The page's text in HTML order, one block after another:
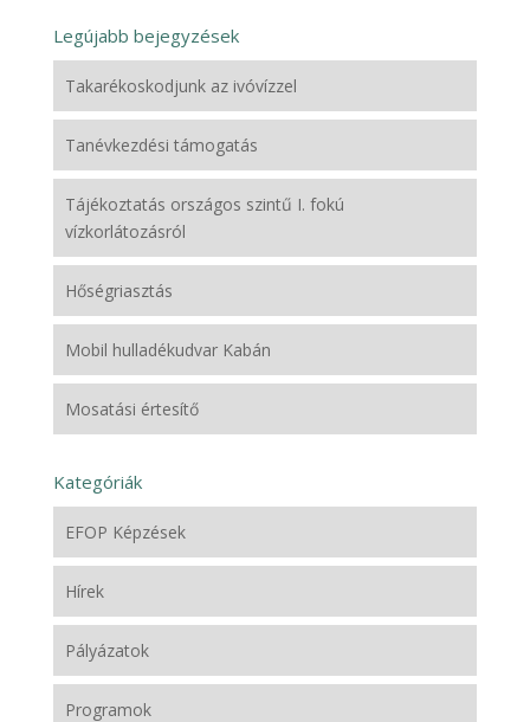
Legújabb bejegyzések
Takarékoskodjunk az ivóvízzel
Tanévkezdési támogatás
Tájékoztatás országos szintű I. fokú
vízkorlátozásról
Hőségriasztás
Mobil hulladékudvar Kabán
Mosatási értesítő
Kategóriák
EFOP Képzések
Hírek
Pályázatok
Programok